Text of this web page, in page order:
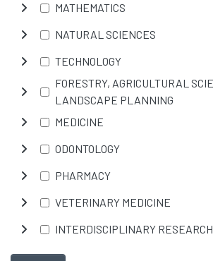
MATHEMATICS
NATURAL SCIENCES
TECHNOLOGY
FORESTRY, AGRICULTURAL
LANDSCAPE PLANNING
MEDICINE
ODONTOLOGY
PHARMACY
VETERINARY MEDICINE
INTERDISCIPLINARY